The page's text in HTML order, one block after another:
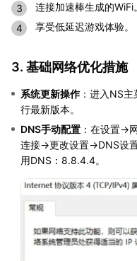
连接加速棒生成的WiFi。
享受低延迟游戏体验。
3. 基础网络优化措施
系统更新操作：进入NS
行最新版本。
DNS手动配置 ：在设置→
连接→更改设置→DNS设
用DNS：8.8.4.4。